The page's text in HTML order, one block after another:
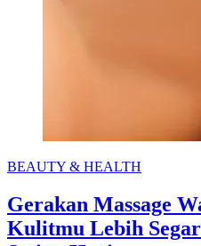
Categories
BEAUTY & HEALTH
Gerakan Massage
Kulitmu Lebih